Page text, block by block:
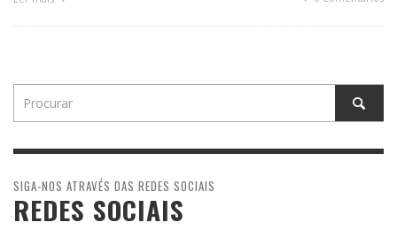
SIGA-NOS ATRAVÉS DAS REDES SOCIAIS
REDES SOCIAIS